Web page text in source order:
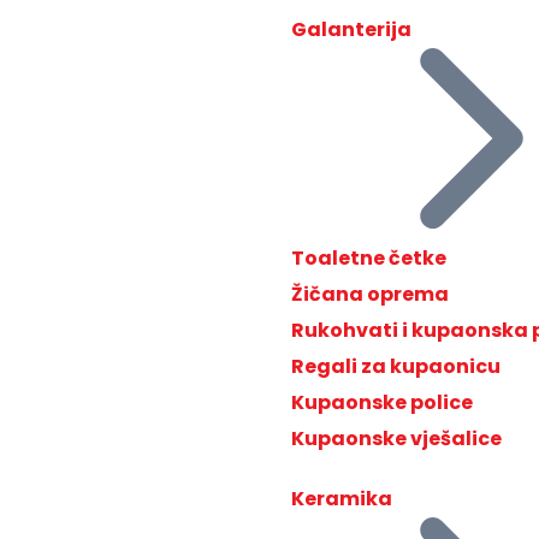
Galanterija
Toaletne četke
Žičana oprema
Rukohvati i kupaonska
Regali za kupaonicu
Kupaonske police
Kupaonske vješalice
Keramika